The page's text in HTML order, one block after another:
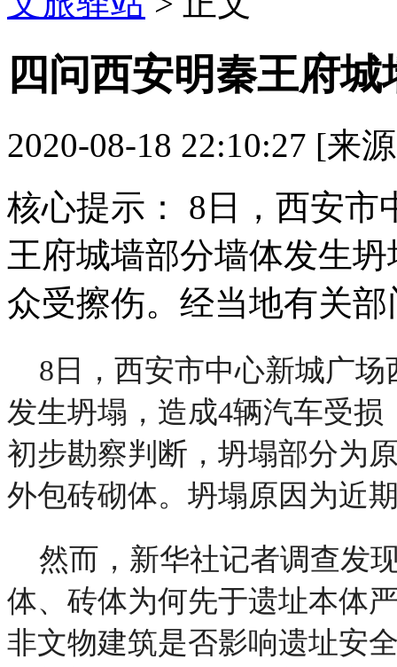
四问西安明秦王府
2020-08-18 22:10:27 [来
核心提示：
8日，西安市
王府城墙部分墙体发生
众受擦伤。经当地有关
8日，西安市中心新城广
发生坍塌，造成4辆汽车受
初步勘察判断，坍塌部分为
外包砖砌体。坍塌原因为近
然而，新华社记者调查发
体、砖体为何先于遗址本体
非文物建筑是否影响遗址安